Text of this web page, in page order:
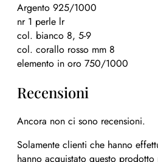
Argento 925/1000
nr 1 perle lr
col. bianco 8, 5-9
col. corallo rosso mm 8
elemento in oro 750/1000
Recensioni
Ancora non ci sono recensioni.
Solamente clienti che hanno
hanno acquistato questo prodotto